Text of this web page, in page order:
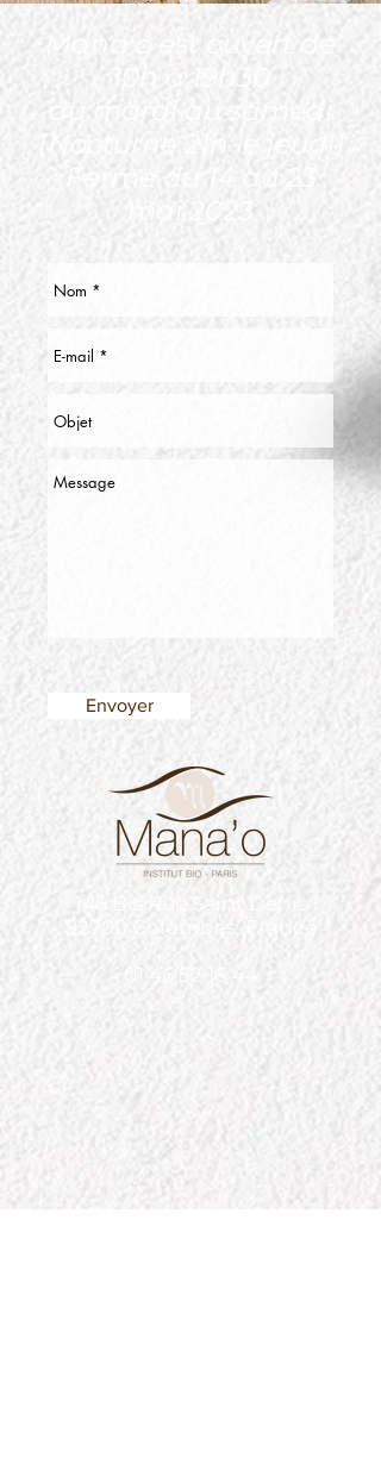
Mana'o est ouvert de
10h à 19h30
du mardi au samedi
(Nocturne 21h le jeudi
Fermé du 14 au 23
mai 2023
Envoyer
146 Bis Rue Saint Denis
92700 Colombes, France
01 46 52 16 44